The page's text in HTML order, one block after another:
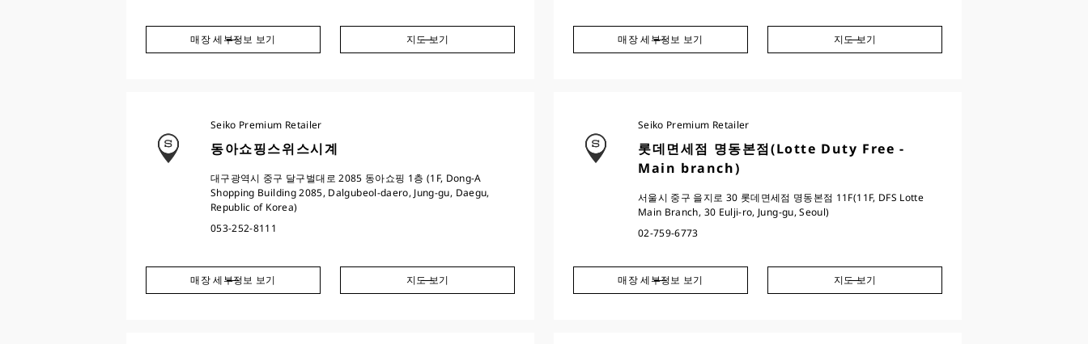
매장 세부정보 보기 지도 보기 매장 세부정보 보기 지도 보기
Seiko Premium Retailer
동아쇼핑스위스시계
대구광역시 중구 달구벌대로 2085 동아쇼핑 1층 (1F, Dong-A
Shopping Building 2085, Dalgubeol-daero, Jung-gu, Daegu,
Republic of Korea)
053-252-8111
매장 세부정보 보기 지도 보기
Seiko Premium Retailer
롯데면세점 명동본점(Lotte Duty Free -
Main branch)
서울시 중구 을지로 30 롯데면세점 명동본점 11F(11F, DFS Lotte
Main Branch, 30 Eulji-ro, Jung-gu, Seoul)
02-759-6773
매장 세부정보 보기 지도 보기